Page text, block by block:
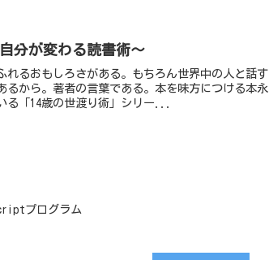
分が変わる読書術〜
れるおもしろさがある。もちろん世界中の人と話す
るから。著者の言葉である。本を味方につける本永
る「14歳の世渡り術」シリー...
プログラム